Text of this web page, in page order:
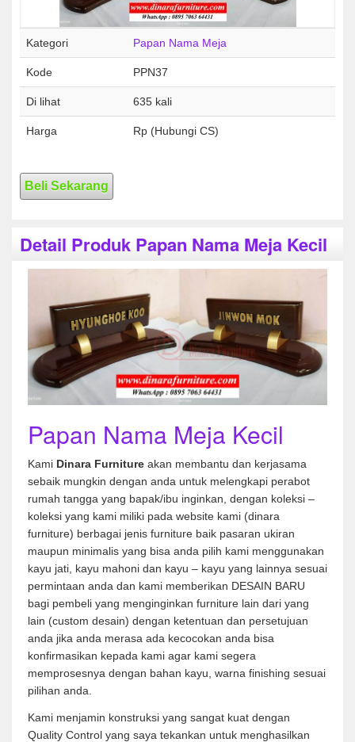
Kategori Papan Nama Meja
Kode PPN37
Di lihat 635 kali
Harga Rp (Hubungi CS)
Beli Sekarang
Detail Produk Papan Nama Meja Kecil
Papan Nama Meja Kecil
Kami Dinara Furniture akan membantu dan kerjasama
sebaik mungkin dengan anda untuk melengkapi perabot
rumah tangga yang bapak/ibu inginkan, dengan koleksi –
koleksi yang kami miliki pada website kami (dinara
furniture) berbagai jenis furniture baik pasaran ukiran
maupun minimalis yang bisa anda pilih kami menggunakan
kayu jati, kayu mahoni dan kayu – kayu yang lainnya sesuai
permintaan anda dan kami memberikan DESAIN BARU
bagi pembeli yang menginginkan furniture lain dari yang
lain (custom desain) dengan ketentuan dan persetujuan
anda jika anda merasa ada kecocokan anda bisa
konfirmasikan kepada kami agar kami segera
memprosesnya dengan bahan kayu, warna finishing sesuai
pilihan anda.
Kami menjamin konstruksi yang sangat kuat dengan
Quality Control yang saya tekankan untuk menghasilkan